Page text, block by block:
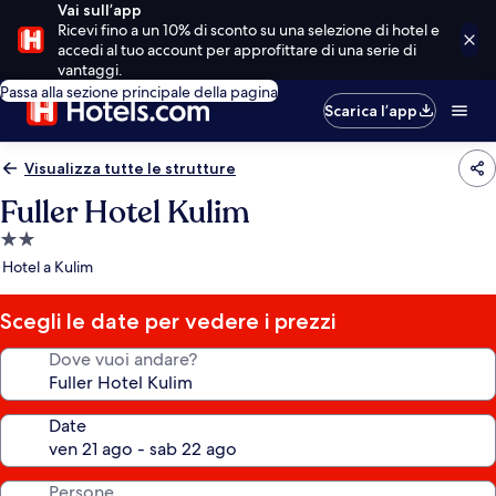
Vai sull’app
Ricevi fino a un 10% di sconto su una selezione di hotel e
accedi al tuo account per approfittare di una serie di
vantaggi.
Passa alla sezione principale della pagina
Scarica l’app
Visualizza tutte le strutture
Fuller Hotel Kulim
Struttura
a
stelle
Hotel a Kulim
Scegli le date per vedere i prezzi
Dove vuoi andare?
Date